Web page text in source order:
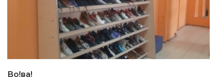
Во!ва!